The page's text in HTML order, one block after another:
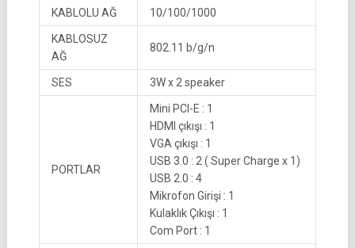
KABLOLU AĞ 10/100/1000
KABLOSUZ
AĞ
802.11 b/g/n
SES 3W x 2 speaker
PORTLAR
Mini PCI-E : 1
HDMI çıkışı : 1
VGA çıkışı : 1
USB 3.0 : 2 ( Super Charge x 1)
USB 2.0 : 4
Mikrofon Girişi : 1
Kulaklık Çıkışı : 1
Com Port : 1